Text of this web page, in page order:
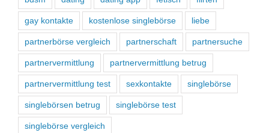
gay kontakte kostenlose singlebörse liebe
partnerbörse vergleich partnerschaft partnersuche
partnervermittlung partnervermittlung betrug
partnervermittlung test sexkontakte singlebörse
singlebörsen betrug singlebörse test
singlebörse vergleich